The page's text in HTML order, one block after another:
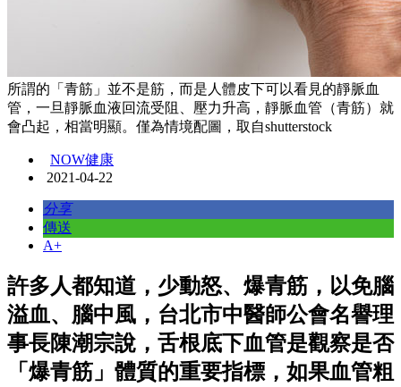
所謂的「青筋」並不是筋，而是人體皮下可以看見的靜脈血
管，一旦靜脈血液回流受阻、壓力升高，靜脈血管（青筋）就
會凸起，相當明顯。僅為情境配圖，取自shutterstock
NOW健康
2021-04-22
分享
傳送
A+
許多人都知道，少動怒、爆青筋，以免腦
溢血、腦中風，台北市中醫師公會名譽理
事長陳潮宗說，舌根底下血管是觀察是否
「爆青筋」體質的重要指標，如果血管粗